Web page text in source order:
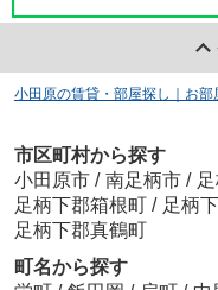
小田原の賃貸・部屋探し｜お
市区町村から探す
小田原市 / 南足柄市 /
足柄下郡箱根町 / 足柄
足柄下郡真鶴町
町名から探す